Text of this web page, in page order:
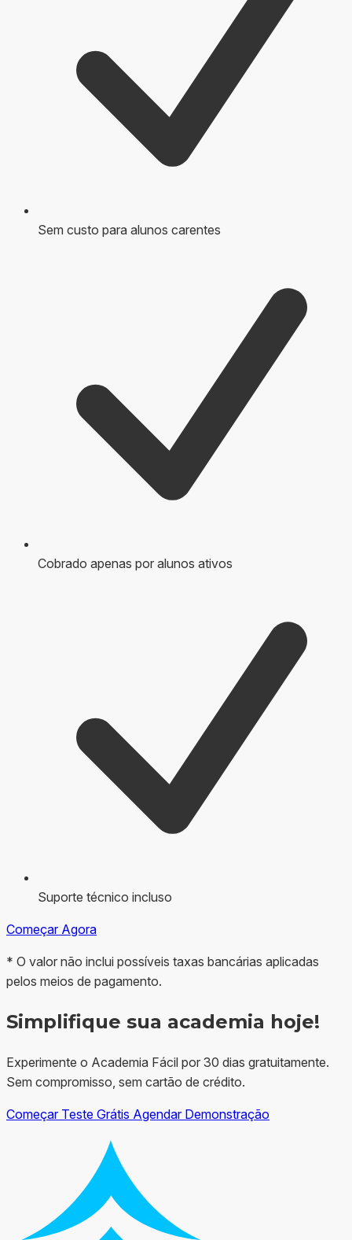
Sem custo para alunos carentes
Cobrado apenas por alunos ativos
Suporte técnico incluso
Começar Agora
* O valor não inclui possíveis taxas bancárias aplicadas
pelos meios de pagamento.
Simplifique sua academia hoje!
Experimente o Academia Fácil por 30 dias gratuitamente.
Sem compromisso, sem cartão de crédito.
Começar Teste Grátis Agendar Demonstração